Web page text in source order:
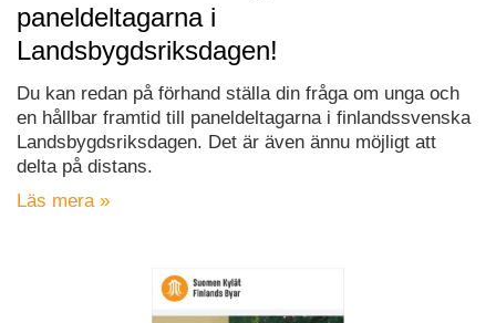
paneldeltagarna i
Landsbygdsriksdagen!
Du kan redan på förhand ställa din fråga om unga och
en hållbar framtid till paneldeltagarna i finlandssvenska
Landsbygdsriksdagen. Det är även ännu möjligt att
delta på distans.
Läs mera »